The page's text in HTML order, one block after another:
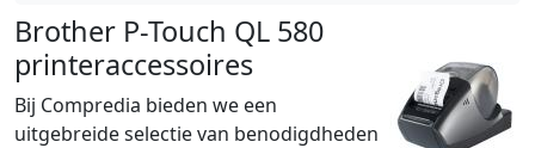
Brother P-Touch QL 580
printeraccessoires
Bij Compredia bieden we een
uitgebreide selectie van benodigdheden